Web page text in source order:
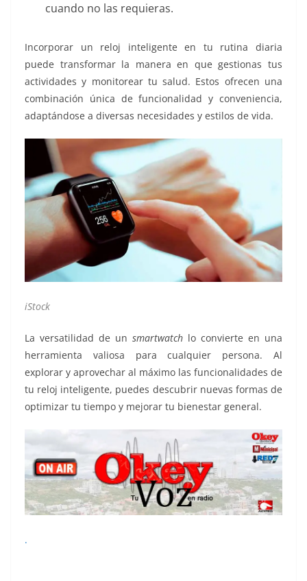
cuando no las requieras.
Incorporar un reloj inteligente en tu rutina diaria
puede transformar la manera en que gestionas tus
actividades y monitorear tu salud. Estos ofrecen una
combinación única de funcionalidad y conveniencia,
adaptándose a diversas necesidades y estilos de vida.
iStock
La versatilidad de un smartwatch lo convierte en una
herramienta valiosa para cualquier persona. Al
explorar y aprovechar al máximo las funcionalidades de
tu reloj inteligente, puedes descubrir nuevas formas de
optimizar tu tiempo y mejorar tu bienestar general.
.